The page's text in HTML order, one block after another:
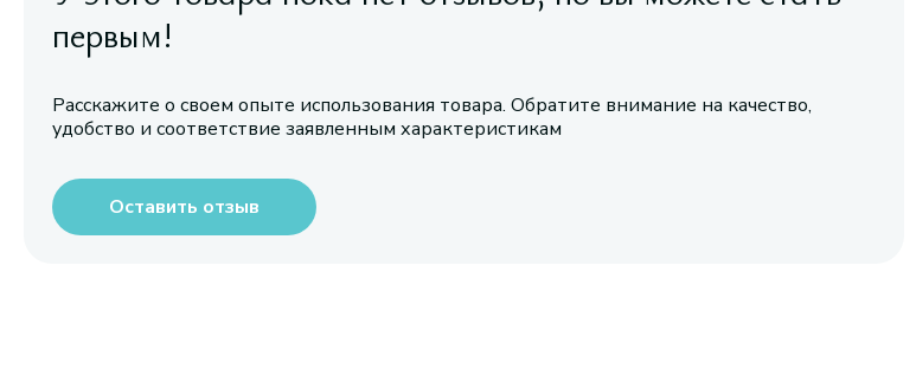
первым!
Расскажите о своем опыте использования товара. Обратите внимание на качество,
удобство и соответствие заявленным характеристикам
Оставить отзыв